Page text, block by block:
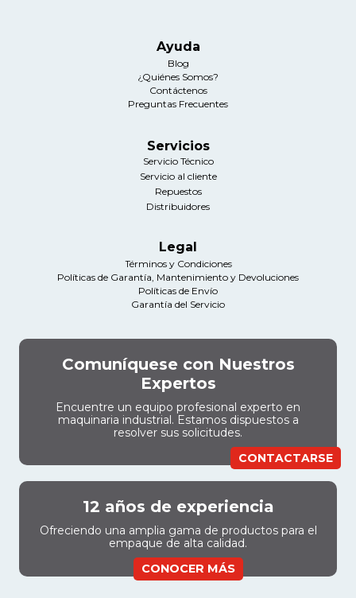
Ayuda
Blog
¿Quiénes Somos?
Contáctenos
Preguntas Frecuentes
Servicios
Servicio Técnico
Servicio al cliente
Repuestos
Distribuidores
Legal
Términos y Condiciones
Políticas de Garantía, Mantenimiento y Devoluciones
Políticas de Envío
Garantía del Servicio
Comuníquese con Nuestros
Expertos
Encuentre un equipo profesional experto en
maquinaria industrial. Estamos dispuestos a
resolver sus solicitudes.
CONTACTARSE
12 años de experiencia
Ofreciendo una amplia gama de productos para el
empaque de alta calidad.
CONOCER MÁS